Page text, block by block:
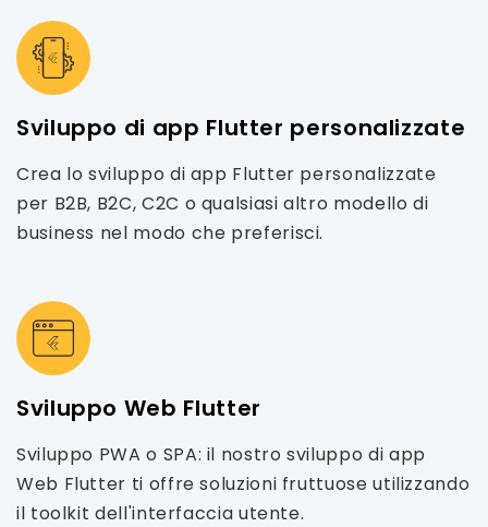
Sviluppo di app Flutter personalizzate
Crea lo sviluppo di app Flutter personalizzate
per B2B, B2C, C2C o qualsiasi altro modello di
business nel modo che preferisci.
Sviluppo Web Flutter
Sviluppo PWA o SPA: il nostro sviluppo di app
Web Flutter ti offre soluzioni fruttuose utilizzando
il toolkit dell'interfaccia utente.